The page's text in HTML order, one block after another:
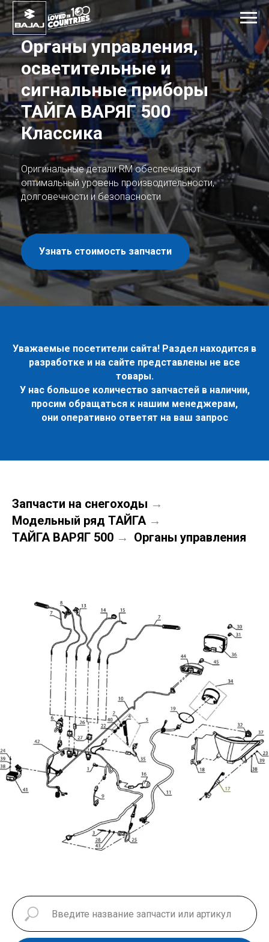
Органы управления,
осветительные и
сигнальные приборы
ТАЙГА ВАРЯГ 500
Классика
Оригинальные детали RM обеспечивают
оптимальный уровень производительности,
долговечности и безопасности
Узнать стоимость запчасти
Уважаемые посетители сайта! Раздел находится в
разработке и на сайте представлены не все
товары.
У нас большое количество запчастей в наличии,
просим обращаться к нашим менеджерам,
они оперативно ответят на ваш запрос
Запчасти на снегоходы →
Модельный ряд ТАЙГА →
ТАЙГА ВАРЯГ 500 → Органы управления